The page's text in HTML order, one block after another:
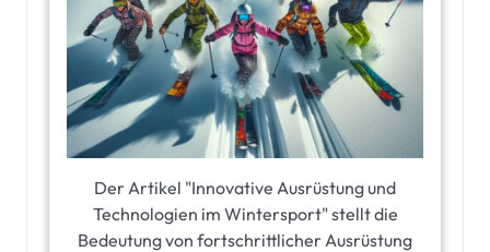
Der Artikel "Innovative Ausrüstung und
Technologien im Wintersport" stellt die
Bedeutung von fortschrittlicher Ausrüstung